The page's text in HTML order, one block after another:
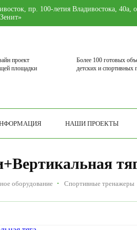
пр. 100-летия Владивостока, 40а,
проект
площадки
Более 100 готовых
детских и спортивных
НАШИ ПРОЕКТЫ
оборудование Спортивные тренажеры